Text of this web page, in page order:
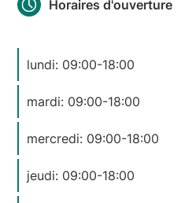
Horaires d'ouverture
lundi: 09:00-18:00
mardi: 09:00-18:00
mercredi: 09:00-18:00
jeudi: 09:00-18:00